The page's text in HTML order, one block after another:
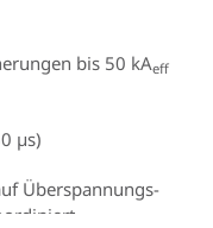
bis 50 kAeff
µs)
Überspannungs-